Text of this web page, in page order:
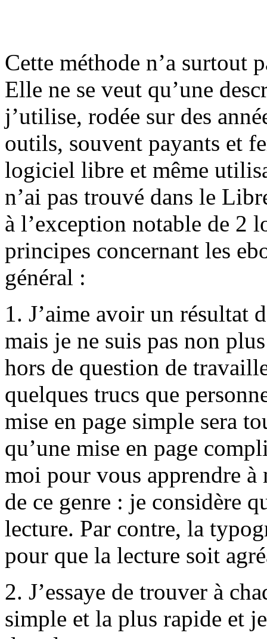
Cette méthode n’a surtout
Elle ne se veut qu’une
j’utilise, rodée sur des
outils, souvent payants et
logiciel libre et même
n’ai pas trouvé dans le
à l’exception notable de 2
principes concernant les
général :
1. J’aime avoir un résultat
mais je ne suis pas non
hors de question de
quelques trucs que
mise en page simple sera
qu’une mise en page
moi pour vous apprendre à
de ce genre : je considère
lecture. Par contre, la
pour que la lecture soit
2. J’essaye de trouver à
simple et la plus rapide et